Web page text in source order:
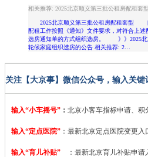
相关推荐: 2025北京顺义第三批公租房配租套型
2025北京顺义第三批公租房配租套
配租工作按照《通知》文件要求，对符合上
选房通知单的方式组织选房。 》》2025北
轮候家庭组织选房的公告 相关推荐: 2…
关注【大京事】微信公众号，输入关键
输入“小车摇号” ： 北京小客车指标申请、积
输入“定点医院” ： 最新北京定点医院变更入
输入“育儿补贴” ：最新北京育儿补贴申请